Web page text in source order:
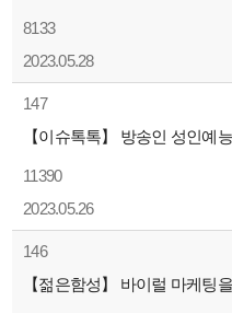
8133
2023.05.28
147
【이슈톡톡】 방송인 성인예
11390
2023.05.26
146
【젊은함성】 바이럴 마케팅